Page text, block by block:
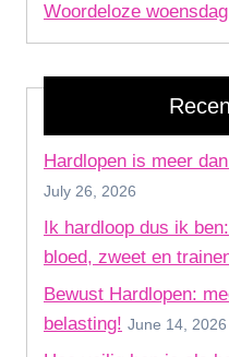
Woordeloze woensdag
Hardlopen is meer
July 26, 2026
Ik hardloop dus ik
bloed, zweet en
Bewust Hardlopen:
belasting! June 14, 2026